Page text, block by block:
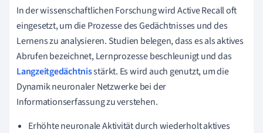
In der wissenschaftlichen Forschung wird Active Recall oft
eingesetzt, um die Prozesse des Gedächtnisses und des
Lernens zu analysieren. Studien belegen, dass es als aktives
Abrufen bezeichnet, Lernprozesse beschleunigt und das
Langzeitgedächtnisstärkt. Es wird auch genutzt, um die
Dynamik neuronaler Netzwerke bei der
Informationserfassung zu verstehen.
Erhöhte neuronale Aktivität durch wiederholt aktives